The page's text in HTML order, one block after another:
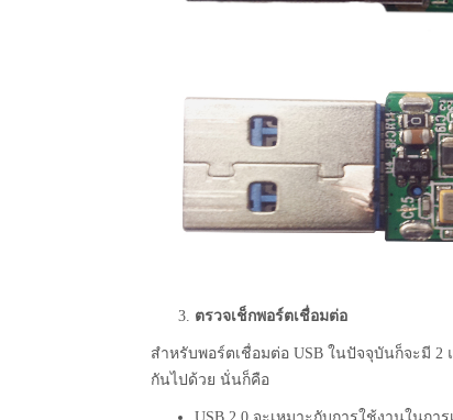
ตรวจเช็กพอร์ตเชื่อมต่อ
สำหรับพอร์ตเชื่อมต่อ USB ในปัจจุบันก็จะมี 2
กันไปด้วย นั่นก็คือ